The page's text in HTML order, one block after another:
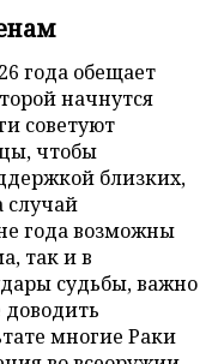
года обещает
начнутся
советуют
чтобы
близких,
случай
года возможны
так и в
судьбы, важно
многие Раки